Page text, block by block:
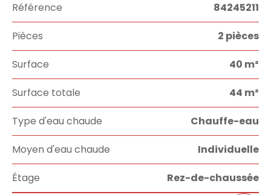
Référence 84245211
Pièces 2 pièces
Surface 40 m²
Surface totale 44 m²
Type d'eau chaude Chauffe-eau
Moyen d'eau chaude Individuelle
Étage Rez-de-chaussée